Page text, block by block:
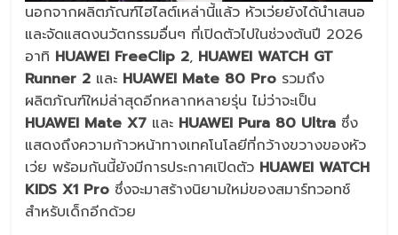
นอกจากผลิตภัณฑ์ไฮไลต์เหล่านี้แล้ว หัวเว่ยยังได้นำเสนอ
และจัดแสดงนวัตกรรมอื่นๆ ที่เปิดตัวไปในช่วงต้นปี 2026
อาทิ HUAWEI FreeClip 2, HUAWEI WATCH GT
Runner 2 และ HUAWEI Mate 80 Pro รวมถึง
ผลิตภัณฑ์ใหม่ล่าสุดอีกหลากหลายรุ่น ไม่ว่าจะเป็น
HUAWEI Mate X7 และ HUAWEI Pura 80 Ultra ซึ่ง
แสดงถึงความก้าวหน้าทางเทคโนโลยีที่กว้างขวางของหัว
เว่ย พร้อมกันนี้ยังมีการประกาศเปิดตัว HUAWEI WATCH
KIDS X1 Pro ซึ่งจะมาสร้างนิยามใหม่ของสมาร์ทวอทช์
สำหรับเด็กอีกด้วย